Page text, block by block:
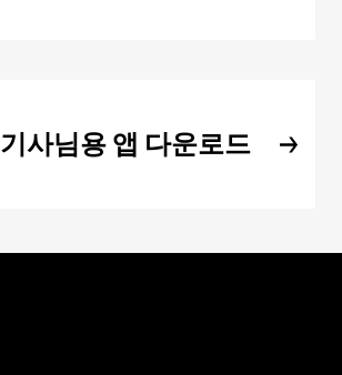
기사님용 앱 다운로드